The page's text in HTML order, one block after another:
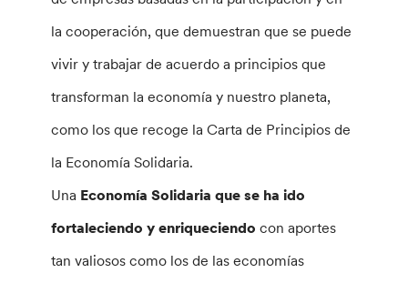
la cooperación, que demuestran que se puede
vivir y trabajar de acuerdo a principios que
transforman la economía y nuestro planeta,
como los que recoge la Carta de Principios de
la Economía Solidaria.
Una Economía Solidaria que se ha ido
fortaleciendo y enriqueciendo con aportes
tan valiosos como los de las economías